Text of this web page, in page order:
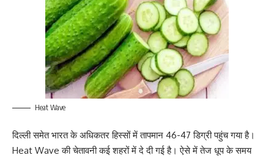
Heat Wave
दिल्ली समेत भारत के अधिकतर हिस्सों में तापमान 46-47 डिग्री पहुंच गया है।
Heat Wave की चेतावनी कई शहरों में दे दी गई है। ऐसे में तेज धूप के समय